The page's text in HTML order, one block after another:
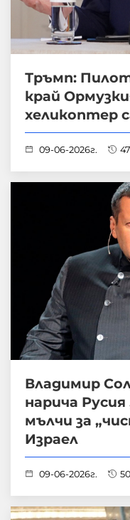
Тръмп:
край
хеликоптер
09-06-2026г. 47
Владимир
нарича
мълчи за
Израел
09-06-2026г. 50